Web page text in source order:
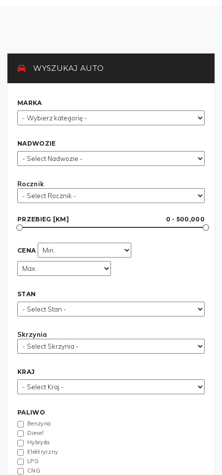
WYSZUKAJ AUTO
MARKA
NADWOZIE
Rocznik
PRZEBIEG [KM] 0 - 500,000
CENA
STAN
Skrzynia
KRAJ
PALIWO
Benzyna
Diesel
Hybryda
Elektryczny
LPG
CNG